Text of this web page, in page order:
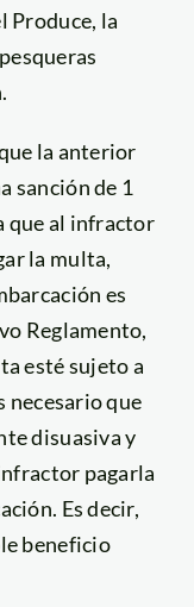
Produce, la
la anterior
sanción de 1
que al infractor
la multa,
es
Reglamento,
esté sujeto a
necesario que
disuasiva y
pagarla
Es decir,
beneficio